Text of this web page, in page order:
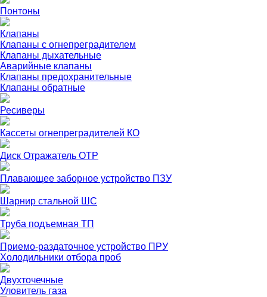
Понтоны
Клапаны
Клапаны с огнепреградителем
Клапаны дыхательные
Аварийные клапаны
Клапаны предохранительные
Клапаны обратные
Ресиверы
Кассеты огнепреградителей КО
Диск Отражатель ОТР
Плавающее заборное устройство ПЗУ
Шарнир стальной ШС
Труба подъемная ТП
Приемо-раздаточное устройство ПРУ
Холодильники отбора проб
Двухточечные
Уловитель газа